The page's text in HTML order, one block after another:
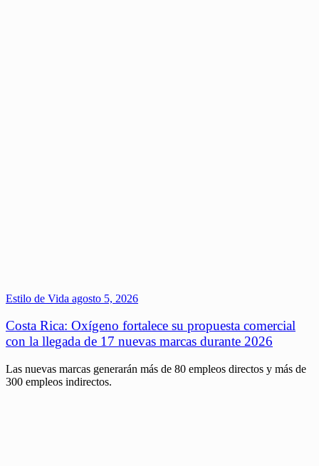
Estilo de Vida agosto 5, 2026
Costa Rica: Oxígeno fortalece su propuesta comercial
con la llegada de 17 nuevas marcas durante 2026
Las nuevas marcas generarán más de 80 empleos directos y más de
300 empleos indirectos.